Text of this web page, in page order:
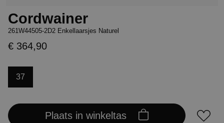
Cordwainer
261W44505-2D2 Enkellaarsjes Naturel
€ 364,90
37
Plaats in winkeltas